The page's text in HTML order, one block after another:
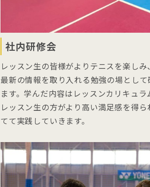
社内研修会
レッスン生の皆様がよりテニスを楽し
最新の情報を取り入れる勉強の場とし
ます。学んだ内容はレッスンカリキュラ
レッスン生の方がより高い満足感を得
てて実践していきます。